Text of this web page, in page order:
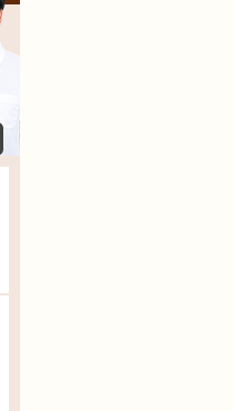
しない方法をすべてお伝え